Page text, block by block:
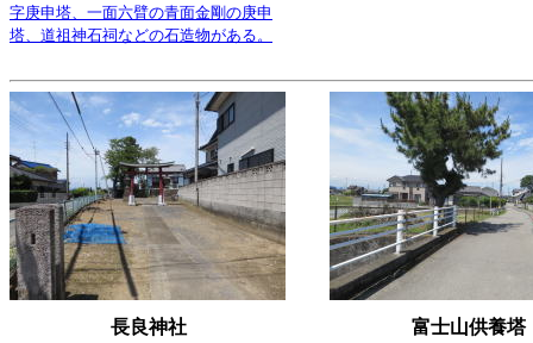
字庚申塔、一面六臂の青面金剛の庚申
塔、道祖神石祠などの石造物がある。
長良神社 富士山供養塔